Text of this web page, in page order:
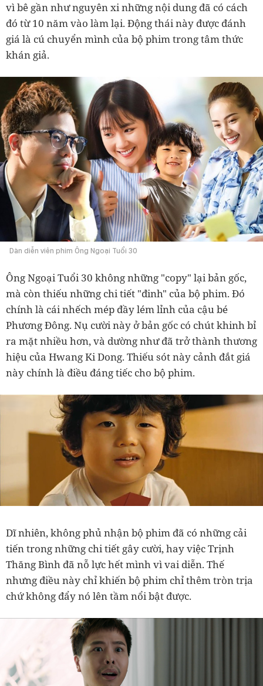
vì bê gần như nguyên xi những nội dung đã có cách
đó từ 10 năm vào làm lại. Động thái này được đánh
giá là cú chuyển mình của bộ phim trong tâm thức
khán giả.
Dàn diễn viên phim Ông Ngoại Tuổi 30
Ông Ngoại Tuổi 30 không những "copy" lại bản gốc,
mà còn thiếu những chi tiết "đinh" của bộ phim. Đó
chính là cái nhếch mép đầy lém lỉnh của cậu bé
Phương Đông. Nụ cười này ở bản gốc có chút khinh bỉ
ra mặt nhiều hơn, và dường như đã trở thành thương
hiệu của Hwang Ki Dong. Thiếu sót này cảnh đắt giá
này chính là điều đáng tiếc cho bộ phim.
Dĩ nhiên, không phủ nhận bộ phim đã có những cải
tiến trong những chi tiết gây cười, hay việc Trịnh
Thăng Bình đã nỗ lực hết mình vì vai diễn. Thế
nhưng điều này chỉ khiến bộ phim chỉ thêm tròn trịa
chứ không đẩy nó lên tầm nổi bật được.